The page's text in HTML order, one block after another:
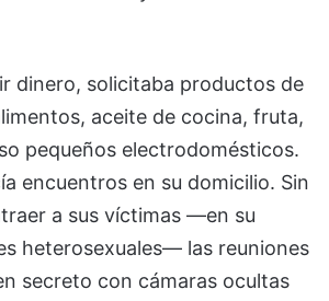
dinero, solicitaba productos de
aceite de cocina, fruta,
pequeños electrodomésticos.
encuentros en su domicilio. Sin
a sus víctimas —en su
heterosexuales— las reuniones
secreto con cámaras ocultas